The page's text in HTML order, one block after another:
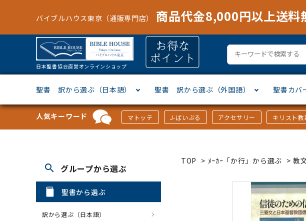
バイブルハウス東京（通販専門店） 商品代金8,000円以上送料
日本聖書協会直営オンラインショップ
聖書 訳から選ぶ（日本語）
新改訳
聖書 訳から選ぶ（外国語）
ドイツ語
その他ヨーロッパ言語
聖書カバ
ジッパー付き聖書カバー
パスケース・ネクタイピン
聖書通読
「な行」から選ぶ
「わ行」から選ぶ
人気キーワード マトッテ J-ばいぶる アクセサリー キリスト教
TOP > ﾒｰｶｰ「か行」から選ぶ > 教
search グループから選ぶ
聖書から選ぶ
訳から選ぶ（日本語）